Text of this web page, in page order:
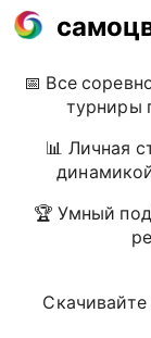
📅 Все
турниры
📊 Личная
🏆 Умный